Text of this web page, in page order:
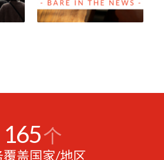
165个
覆盖国家/地区